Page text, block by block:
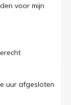
voor mijn
uur afgesloten